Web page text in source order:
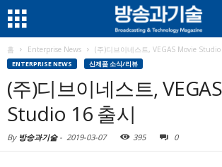
홈 Enterprise News (주)디브이네스트, VEGAS Movie
ENTERPRISE NEWS 신제품 소식/리뷰
(주)디브이네스트,
Studio 16 출시
By 방송과기술- 2019-03-07 395 0